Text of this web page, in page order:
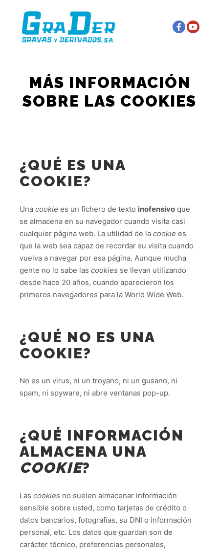
MÁS INFORMACIÓN
SOBRE LAS COOKIES
¿QUÉ ES UNA
COOKIE?
Una cookie es un fichero de texto inofensivo que
se almacena en su navegador cuando visita casi
cualquier página web. La utilidad de la cookie es
que la web sea capaz de recordar su visita cuando
vuelva a navegar por esa página. Aunque mucha
gente no lo sabe las cookies se llevan utilizando
desde hace 20 años, cuando aparecieron los
primeros navegadores para la World Wide Web.
¿QUÉ NO ES UNA
COOKIE?
No es un virus, ni un troyano, ni un gusano, ni
spam, ni spyware, ni abre ventanas pop-up.
¿QUÉ INFORMACIÓN
ALMACENA UNA
COOKIE?
Las cookies no suelen almacenar información
sensible sobre usted, como tarjetas de crédito o
datos bancarios, fotografías, su DNI o información
personal, etc. Los datos que guardan son de
carácter técnico, preferencias personales,